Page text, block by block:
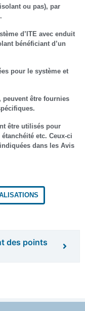
ou pas), par
d’ITE avec enduit
bénéficiant d’un
pour le système et
, peuvent être fournies
être utilisés pour
etc. Ceux-ci
dans les Avis
des points